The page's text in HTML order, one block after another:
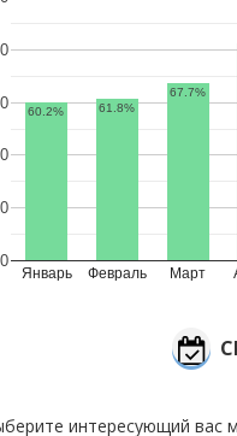
Январь Февраль Март
0
60.2% 61.8%
67.7%
интересующий вас